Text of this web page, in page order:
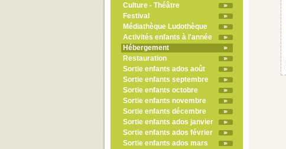
Culture - Théâtre
Festival
Médiathèque Ludothèque
Activités enfants à l'année
Hébergement
Restauration
Sortie enfants ados août
Sortie enfants septembre
Sortie enfants octobre
Sortie enfants novembre
Sortie enfants décembre
Sortie enfants ados janvier
Sortie enfants ados février
Sortie enfants ados mars